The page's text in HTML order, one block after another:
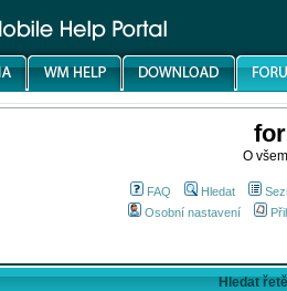
O
FAQ Hledat
Osobní nastavení
Hledat